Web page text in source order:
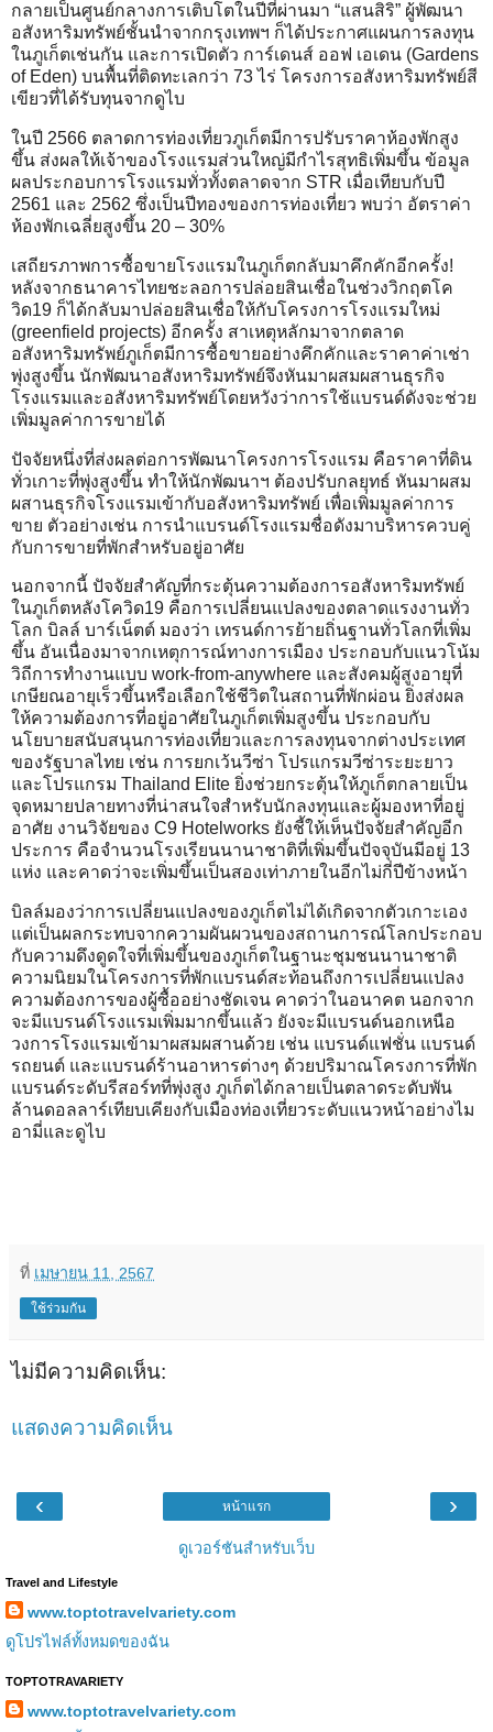
กลายเป็นศูนย์กลางการเติบโตในปีที่ผ่านมา “แสนสิริ” ผู้พัฒนา
อสังหาริมทรัพย์ชั้นนำจากกรุงเทพฯ ก็ได้ประกาศแผนการลงทุน
ในภูเก็ตเช่นกัน และการเปิดตัว การ์เดนส์ ออฟ เอเดน (Gardens
of Eden) บนพื้นที่ติดทะเลกว่า 73 ไร่ โครงการอสังหาริมทรัพย์สี
เขียวที่ได้รับทุนจากดูไบ
ในปี 2566 ตลาดการท่องเที่ยวภูเก็ตมีการปรับราคาห้องพักสูง
ขึ้น ส่งผลให้เจ้าของโรงแรมส่วนใหญ่มีกำไรสุทธิเพิ่มขึ้น ข้อมูล
ผลประกอบการโรงแรมทั่วทั้งตลาดจาก STR เมื่อเทียบกับปี
2561 และ 2562 ซึ่งเป็นปีทองของการท่องเที่ยว พบว่า อัตราค่า
ห้องพักเฉลี่ยสูงขึ้น 20 – 30%
เสถียรภาพการซื้อขายโรงแรมในภูเก็ตกลับมาคึกคักอีกครั้ง!
หลังจากธนาคารไทยชะลอการปล่อยสินเชื่อในช่วงวิกฤตโค
วิด19 ก็ได้กลับมาปล่อยสินเชื่อให้กับโครงการโรงแรมใหม่
(greenfield projects) อีกครั้ง สาเหตุหลักมาจากตลาด
อสังหาริมทรัพย์ภูเก็ตมีการซื้อขายอย่างคึกคักและราคาค่าเช่า
พุ่งสูงขึ้น นักพัฒนาอสังหาริมทรัพย์จึงหันมาผสมผสานธุรกิจ
โรงแรมและอสังหาริมทรัพย์โดยหวังว่าการใช้แบรนด์ดังจะช่วย
เพิ่มมูลค่าการขายได้
ปัจจัยหนึ่งที่ส่งผลต่อการพัฒนาโครงการโรงแรม คือราคาที่ดิน
ทั่วเกาะที่พุ่งสูงขึ้น ทำให้นักพัฒนาฯ ต้องปรับกลยุทธ์ หันมาผสม
ผสานธุรกิจโรงแรมเข้ากับอสังหาริมทรัพย์ เพื่อเพิ่มมูลค่าการ
ขาย ตัวอย่างเช่น การนำแบรนด์โรงแรมชื่อดังมาบริหารควบคู่
กับการขายที่พักสำหรับอยู่อาศัย
นอกจากนี้ ปัจจัยสำคัญที่กระตุ้นความต้องการอสังหาริมทรัพย์
ในภูเก็ตหลังโควิด19 คือการเปลี่ยนแปลงของตลาดแรงงานทั่ว
โลก บิลล์ บาร์เน็ตต์ มองว่า เทรนด์การย้ายถิ่นฐานทั่วโลกที่เพิ่ม
ขึ้น อันเนื่องมาจากเหตุการณ์ทางการเมือง ประกอบกับแนวโน้ม
วิถีการทำงานแบบ work-from-anywhere และสังคมผู้สูงอายุที่
เกษียณอายุเร็วขึ้นหรือเลือกใช้ชีวิตในสถานที่พักผ่อน ยิ่งส่งผล
ให้ความต้องการที่อยู่อาศัยในภูเก็ตเพิ่มสูงขึ้น ประกอบกับ
นโยบายสนับสนุนการท่องเที่ยวและการลงทุนจากต่างประเทศ
ของรัฐบาลไทย เช่น การยกเว้นวีซ่า โปรแกรมวีซ่าระยะยาว
และโปรแกรม Thailand Elite ยิ่งช่วยกระตุ้นให้ภูเก็ตกลายเป็น
จุดหมายปลายทางที่น่าสนใจสำหรับนักลงทุนและผู้มองหาที่อยู่
อาศัย งานวิจัยของ C9 Hotelworks ยังชี้ให้เห็นปัจจัยสำคัญอีก
ประการ คือจำนวนโรงเรียนนานาชาติที่เพิ่มขึ้นปัจจุบันมีอยู่ 13
แห่ง และคาดว่าจะเพิ่มขึ้นเป็นสองเท่าภายในอีกไม่กี่ปีข้างหน้า
บิลล์มองว่าการเปลี่ยนแปลงของภูเก็ตไม่ได้เกิดจากตัวเกาะเอง
แต่เป็นผลกระทบจากความผันผวนของสถานการณ์โลกประกอบ
กับความดึงดูดใจที่เพิ่มขึ้นของภูเก็ตในฐานะชุมชนนานาชาติ
ความนิยมในโครงการที่พักแบรนด์สะท้อนถึงการเปลี่ยนแปลง
ความต้องการของผู้ซื้ออย่างชัดเจน คาดว่าในอนาคต นอกจาก
จะมีแบรนด์โรงแรมเพิ่มมากขึ้นแล้ว ยังจะมีแบรนด์นอกเหนือ
วงการโรงแรมเข้ามาผสมผสานด้วย เช่น แบรนด์แฟชั่น แบรนด์
รถยนต์ และแบรนด์ร้านอาหารต่างๆ ด้วยปริมาณโครงการที่พัก
แบรนด์ระดับรีสอร์ทที่พุ่งสูง ภูเก็ตได้กลายเป็นตลาดระดับพัน
ล้านดอลลาร์เทียบเคียงกับเมืองท่องเที่ยวระดับแนวหน้าอย่างไม
อามี่และดูไบ
ที่ เมษายน 11, 2567
ใช้ร่วมกัน
ไม่มีความคิดเห็น:
แสดงความคิดเห็น
‹ ›
หน้าแรก
ดูเวอร์ชันสำหรับเว็บ
Travel and Lifestyle
www.toptotravelvariety.com
ดูโปรไฟล์ทั้งหมดของฉัน
TOPTOTRAVARIETY
www.toptotravelvariety.com